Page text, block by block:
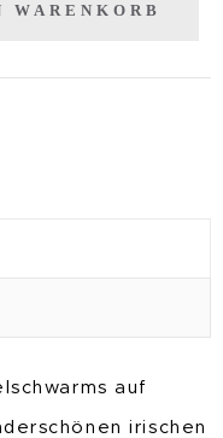
WARENKORB
auf
irischen